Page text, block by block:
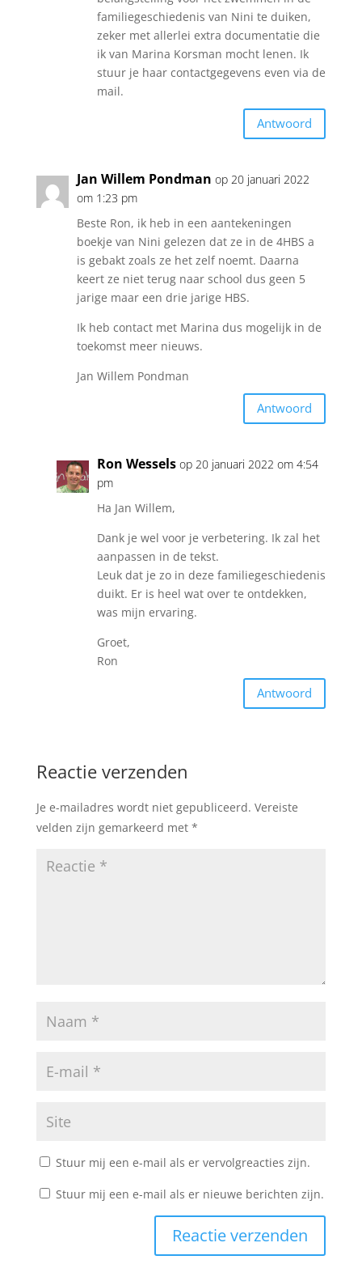
familiegeschiedenis van Nini te duiken,
zeker met allerlei extra documentatie die
ik van Marina Korsman mocht lenen. Ik
stuur je haar contactgegevens even via de
mail.
Antwoord
Jan Willem Pondman op 20 januari 2022
om 1:23 pm
Beste Ron, ik heb in een aantekeningen
boekje van Nini gelezen dat ze in de 4HBS a
is gebakt zoals ze het zelf noemt. Daarna
keert ze niet terug naar school dus geen 5
jarige maar een drie jarige HBS.
Ik heb contact met Marina dus mogelijk in de
toekomst meer nieuws.
Jan Willem Pondman
Antwoord
Ron Wessels op 20 januari 2022 om 4:54
pm
Ha Jan Willem,
Dank je wel voor je verbetering. Ik zal het
aanpassen in de tekst.
Leuk dat je zo in deze familiegeschiedenis
duikt. Er is heel wat over te ontdekken,
was mijn ervaring.
Groet,
Ron
Antwoord
Reactie verzenden
Je e-mailadres wordt niet gepubliceerd. Vereiste
velden zijn gemarkeerd met *
Stuur mij een e-mail als er vervolgreacties zijn.
Stuur mij een e-mail als er nieuwe berichten zijn.